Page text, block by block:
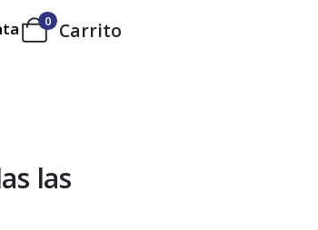
0 Carrito
las